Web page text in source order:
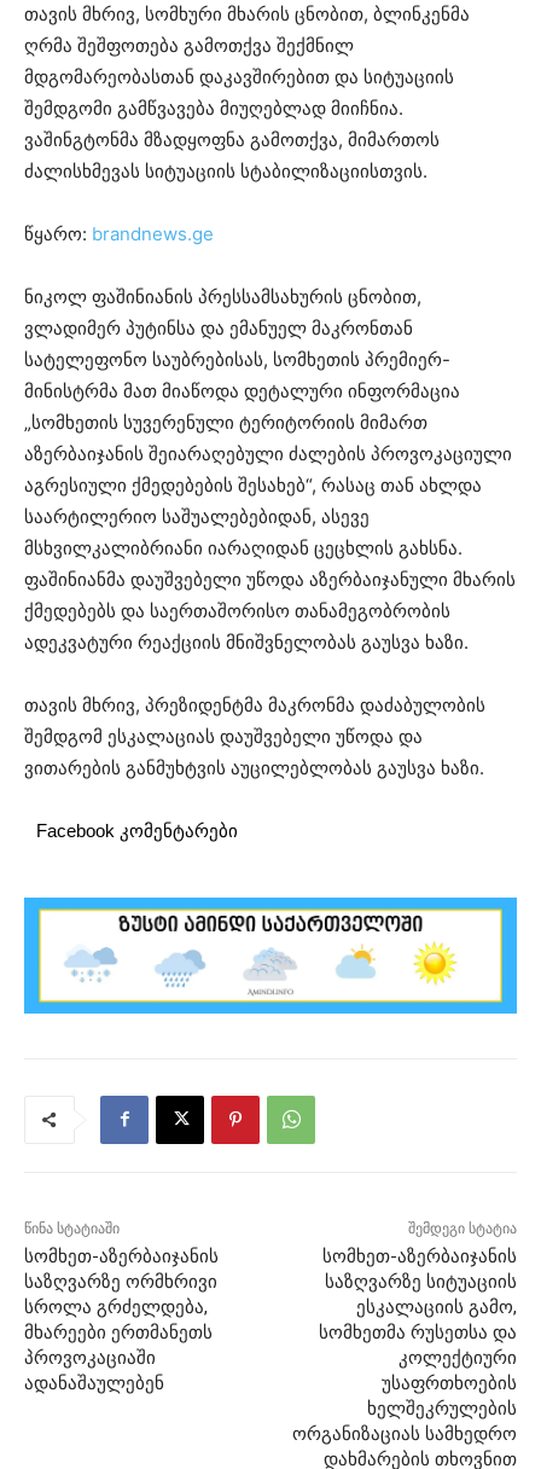
თავის მხრივ, სომხური მხარის ცნობით, ბლინკენმა
ღრმა შეშფოთება გამოთქვა შექმნილ
მდგომარეობასთან დაკავშირებით და სიტუაციის
შემდგომი გამწვავება მიუღებლად მიიჩნია.
ვაშინგტონმა მზადყოფნა გამოთქვა, მიმართოს
ძალისხმევას სიტუაციის სტაბილიზაციისთვის.
წყარო: brandnews.ge
ნიკოლ ფაშინიანის პრესსამსახურის ცნობით,
ვლადიმერ პუტინსა და ემანუელ მაკრონთან
სატელეფონო საუბრებისას, სომხეთის პრემიერ-
მინისტრმა მათ მიაწოდა დეტალური ინფორმაცია
„სომხეთის სუვერენული ტერიტორიის მიმართ
აზერბაიჯანის შეიარაღებული ძალების პროვოკაციული
აგრესიული ქმედებების შესახებ“, რასაც თან ახლდა
საარტილერიო საშუალებებიდან, ასევე
მსხვილკალიბრიანი იარაღიდან ცეცხლის გახსნა.
ფაშინიანმა დაუშვებელი უწოდა აზერბაიჯანული მხარის
ქმედებებს და საერთაშორისო თანამეგობრობის
ადეკვატური რეაქციის მნიშვნელობას გაუსვა ხაზი.
თავის მხრივ, პრეზიდენტმა მაკრონმა დაძაბულობის
შემდგომ ესკალაციას დაუშვებელი უწოდა და
ვითარების განმუხტვის აუცილებლობას გაუსვა ხაზი.
Facebook კომენტარები
წინა სტატიაში
სომხეთ-აზერბაიჯანის
საზღვარზე ორმხრივი
სროლა გრძელდება,
მხარეები ერთმანეთს
პროვოკაციაში
ადანაშაულებენ
შემდეგი სტატია
სომხეთ-აზერბაიჯანის
საზღვარზე სიტუაციის
ესკალაციის გამო,
სომხეთმა რუსეთსა და
კოლექტიური
უსაფრთხოების
ხელშეკრულების
ორგანიზაციას სამხედრო
დახმარების თხოვნით